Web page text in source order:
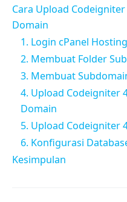
Cara Upload
Domain
1. Login cPanel Hosting
2. Membuat Folder
3. Membuat
4. Upload Codeigniter
Domain
5. Upload Codeigniter
6. Konfigurasi
Kesimpulan